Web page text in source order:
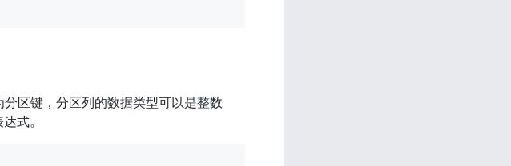
区键，分区列的数据类型可以是整数
式。